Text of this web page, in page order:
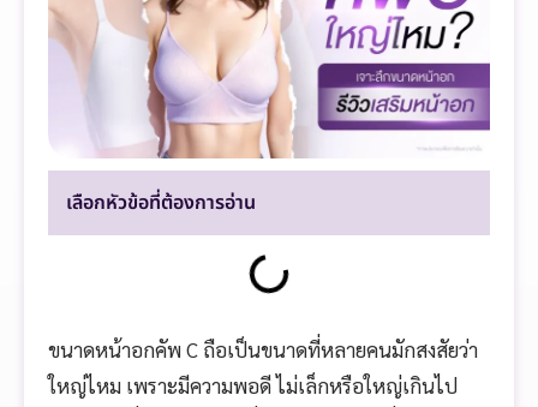
เลือกหัวข้อที่ต้องการอ่าน
ขนาดหน้าอกคัพ C ถือเป็นขนาดที่หลายคนมักสงสัยว่า
ใหญ่ไหม เพราะมีความพอดี ไม่เล็กหรือใหญ่เกินไป